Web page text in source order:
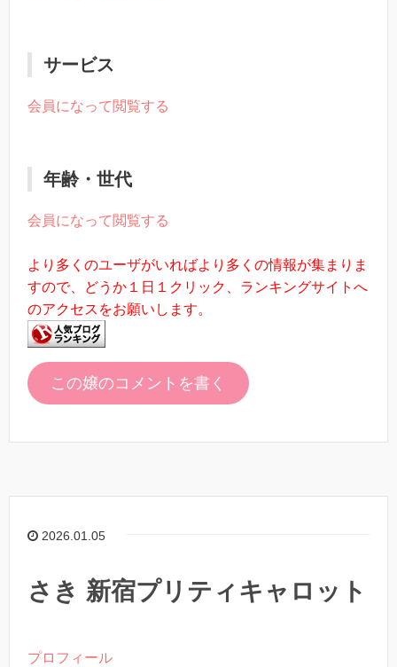
サービス
会員になって閲覧する
年齢・世代
会員になって閲覧する
より多くのユーザがいればより多くの情報が集まりま
すので、どうか１日１クリック、ランキングサイトへ
のアクセスをお願いします。
この嬢のコメントを書く
2026.01.05
さき 新宿プリティキャロット
プロフィール